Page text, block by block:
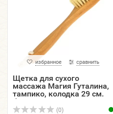
избранное сравнить
Щетка для сухого
массажа Магия Гуталина,
тампико, колодка 29 см.
бук, воск.
(0)